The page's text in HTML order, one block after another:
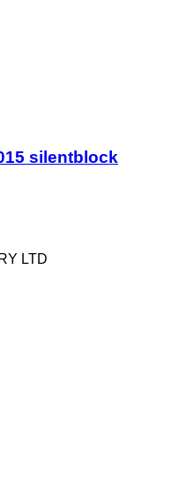
silentblock
LTD